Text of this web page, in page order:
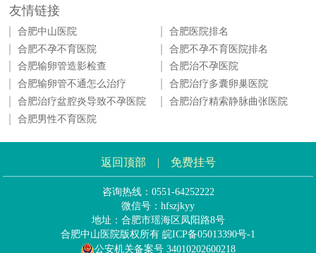
友情链接
合肥中山医院
合肥医院排名
合肥不孕不育医院
合肥不孕不育医院排名
合肥输卵管造影检查
合肥治不孕医院
合肥输卵管不通怎么治疗
合肥治疗多囊卵巢医院
合肥治疗盆腔炎导致不孕医院
合肥治疗精索静脉曲张医院
合肥男性不育医院
返回顶部 | 免费挂号
咨询热线：0551-64252222
微信号：hfszjkyy
地址：合肥市瑶海区凤阳路8号
合肥中山医院版权所有 皖ICP备05013390号-1
公安机关备案号 34010202600218